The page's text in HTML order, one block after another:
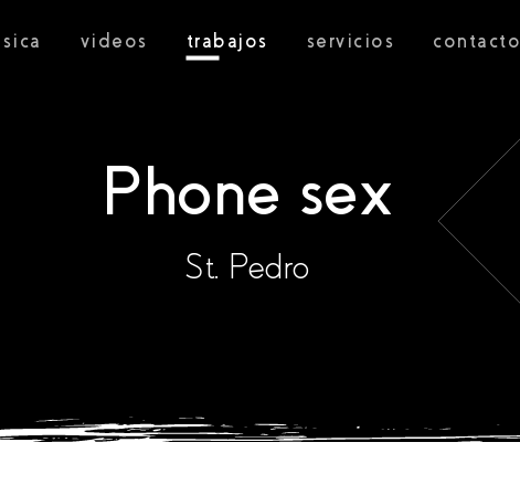
videos trabajos servicios contacto
Phone sex
St. Pedro